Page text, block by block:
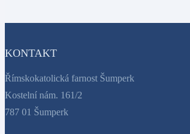
KONTAKT
Římskokatolická farnost Šumperk
Kostelní nám. 161/2
787 01 Šumperk